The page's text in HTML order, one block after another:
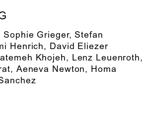
Sophie Grieger, Stefan
Henrich, David Eliezer
Khojeh, Lenz Leuenroth,
Aeneva Newton, Homa